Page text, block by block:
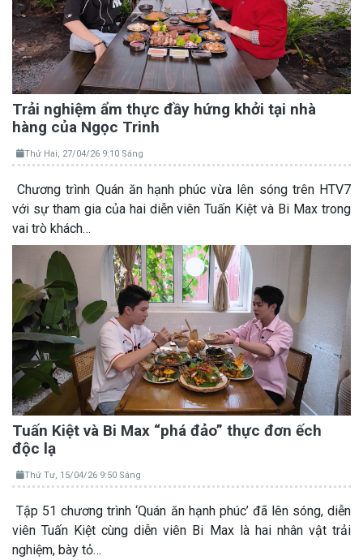
Trải nghiệm ẩm thực đầy hứng khởi tại nhà
hàng của Ngọc Trinh
Thứ Hai, 27/04/26 9:10 Sáng
Chương trình Quán ăn hạnh phúc vừa lên sóng trên HTV7
với sự tham gia của hai diễn viên Tuấn Kiệt và Bi Max trong
vai trò khách…
Tuấn Kiệt và Bi Max “phá đảo” thực đơn ếch
độc lạ
Thứ Tư, 15/04/26 9:50 Sáng
Tập 51 chương trình ‘Quán ăn hạnh phúc’ đã lên sóng, diễn
viên Tuấn Kiệt cùng diễn viên Bi Max là hai nhân vật trải
nghiệm, bày tỏ…